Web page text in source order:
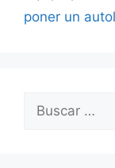
poner un